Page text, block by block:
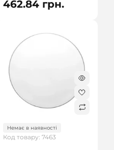
462.84 грн.
Немає в наявності
Код товару: 7463